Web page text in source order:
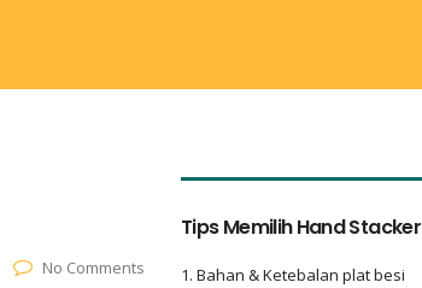
No Comments
Tips Memilih Hand Stacker
1. Bahan & Ketebalan plat besi